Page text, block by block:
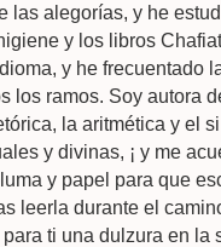
las alegorías, y he
y los libros
y he frecuentado
los ramos. Soy autora
la aritmética y el
y divinas, ¡ y me
y papel para que
leerla durante el
ti una dulzura en la